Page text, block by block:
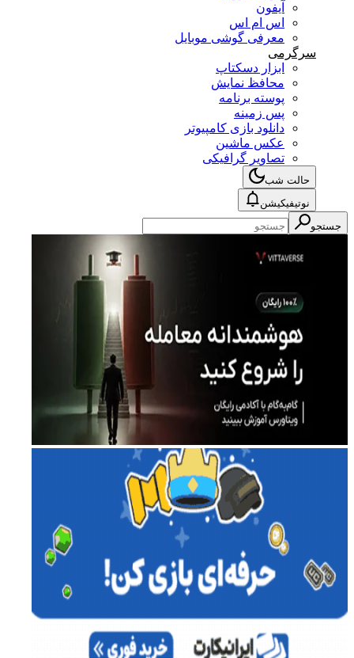
آیفون
اس ام اس
معرفی گوشی موبایل
سرگرمی
ابزار دسکتاپ
محافظ نمایش
پوسته برنامه
پس زمینه
دانلود بازی کامپیوتر
عکس ماشین
تصاویر گرافیکی
حالت شب
نوتیفیکیشن
جستجو